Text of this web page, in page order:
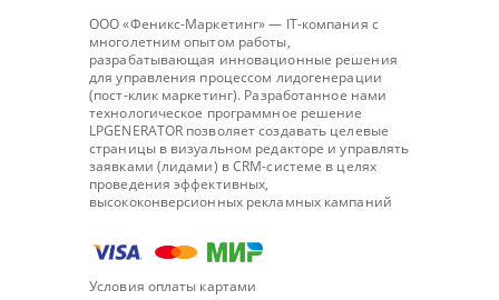
ООО «Феникс-Маркетинг» — IT-компания с
многолетним опытом работы,
разрабатывающая инновационные решения
для управления процессом лидогенерации
(пост-клик маркетинг). Разработанное нами
технологическое программное решение
LPGENERATOR позволяет создавать целевые
страницы в визуальном редакторе и управлять
заявками (лидами) в CRM-системе в целях
проведения эффективных,
высококонверсионных рекламных кампаний
Условия оплаты картами